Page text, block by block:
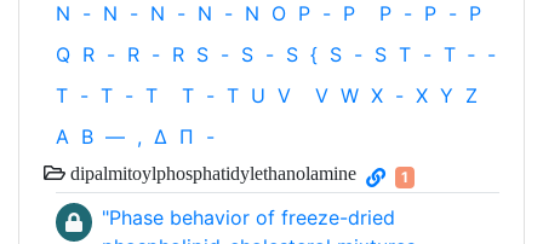
N - N - N - N - N O P - P P - P - P
Q R - R - R S - S - S { S - S T - T ‐ -
T - T - T T - T U V V W X - X Y Z
Α Β — , Δ Π -
dipalmitoylphosphatidylethanolamine 1
"Phase behavior of freeze-dried